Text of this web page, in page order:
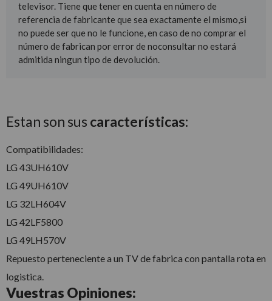
televisor. Tiene que tener en cuenta en número de
referencia de fabricante que sea exactamente el mismo,si
no puede ser que no le funcione, en caso de no comprar el
número de fabrican por error de noconsultar no estará
admitida ningun tipo de devolución.
Estan son sus características:
Compatibilidades:
LG 43UH610V
LG 49UH610V
LG 32LH604V
LG 42LF5800
LG 49LH570V
Repuesto perteneciente a un TV de fabrica con pantalla rota en
logistica.
Vuestras Opiniones: